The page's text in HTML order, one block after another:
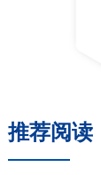
推荐阅读